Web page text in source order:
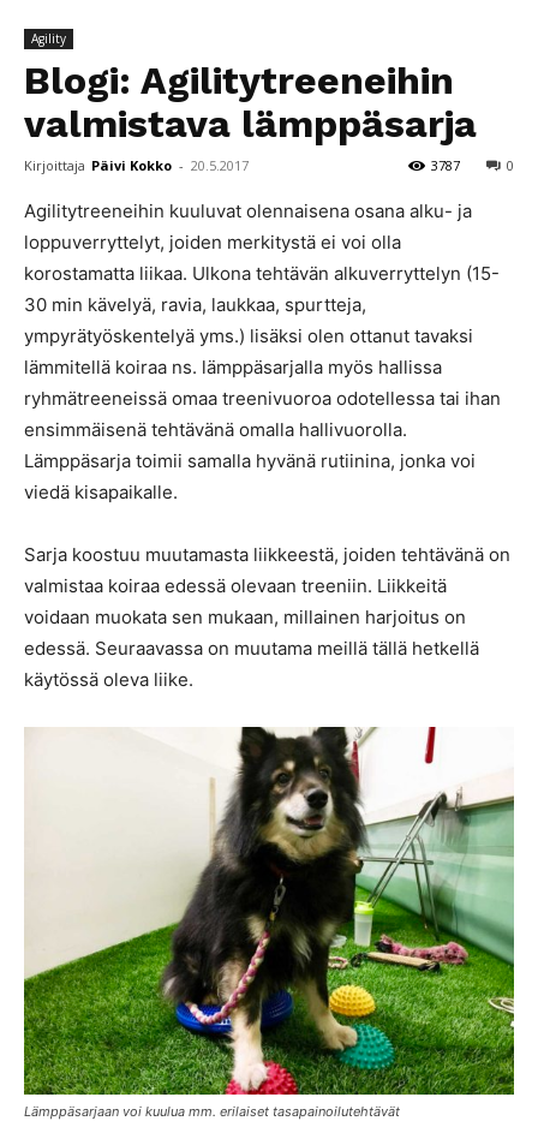
Agility
Blogi: Agilitytreeneihin
valmistava lämppäsarja
Kirjoittaja Päivi Kokko - 20.5.2017 0
3787
Agilitytreeneihin kuuluvat olennaisena osana alku- ja
loppuverryttelyt, joiden merkitystä ei voi olla
korostamatta liikaa. Ulkona tehtävän alkuverryttelyn (15-
30 min kävelyä, ravia, laukkaa, spurtteja,
ympyrätyöskentelyä yms.) lisäksi olen ottanut tavaksi
lämmitellä koiraa ns. lämppäsarjalla myös hallissa
ryhmätreeneissä omaa treenivuoroa odotellessa tai ihan
ensimmäisenä tehtävänä omalla hallivuorolla.
Lämppäsarja toimii samalla hyvänä rutiinina, jonka voi
viedä kisapaikalle.
Sarja koostuu muutamasta liikkeestä, joiden tehtävänä on
valmistaa koiraa edessä olevaan treeniin. Liikkeitä
voidaan muokata sen mukaan, millainen harjoitus on
edessä. Seuraavassa on muutama meillä tällä hetkellä
käytössä oleva liike.
Lämppäsarjaan voi kuulua mm. erilaiset tasapainoilutehtävät